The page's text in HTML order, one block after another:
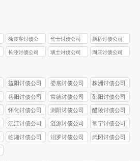
徐霞客讨债公
司
华士讨债公司 新桥讨债公司
长泾讨债公司 璜土讨债公司 周庄讨债公司
益阳讨债公司 娄底讨债公司 株洲讨债公司
岳阳讨债公司 常德讨债公司 邵阳讨债公司
怀化讨债公司 浏阳讨债公司 醴陵讨债公司
沅江讨债公司 涟源讨债公司 常宁讨债公司
临湘讨债公司 汨罗讨债公司 武冈讨债公司